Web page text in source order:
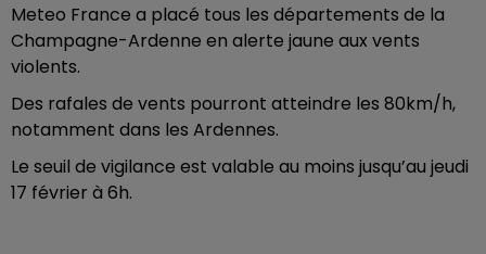
Meteo France a placé tous les départements de la
Champagne-Ardenne en alerte jaune aux vents
violents.
Des rafales de vents pourront atteindre les 80km/h,
notamment dans les Ardennes.
Le seuil de vigilance est valable au moins jusqu’au jeudi
17 février à 6h.